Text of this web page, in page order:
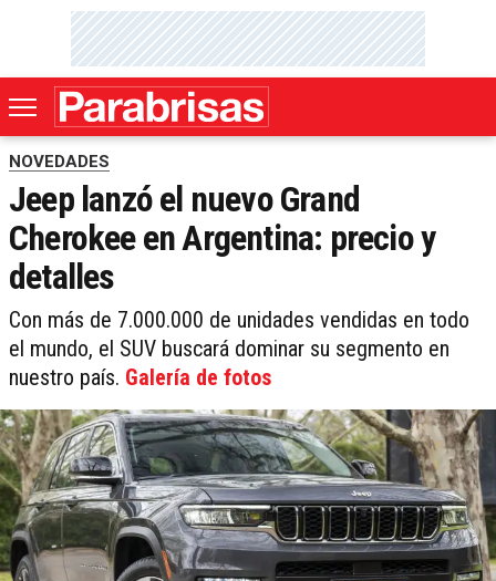
NOVEDADES
Jeep lanzó el nuevo Grand
Cherokee en Argentina: precio y
detalles
Con más de 7.000.000 de unidades vendidas en todo
el mundo, el SUV buscará dominar su segmento en
nuestro país. Galería de fotos